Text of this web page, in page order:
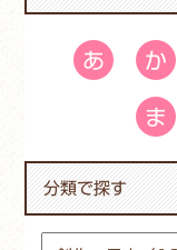
あ か
ま
分類で探す